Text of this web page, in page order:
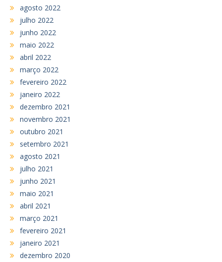
agosto 2022
julho 2022
junho 2022
maio 2022
abril 2022
março 2022
fevereiro 2022
janeiro 2022
dezembro 2021
novembro 2021
outubro 2021
setembro 2021
agosto 2021
julho 2021
junho 2021
maio 2021
abril 2021
março 2021
fevereiro 2021
janeiro 2021
dezembro 2020